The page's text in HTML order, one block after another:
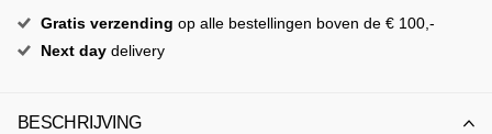
Gratis verzending op alle bestellingen boven de € 100,-
Next daydelivery
BESCHRIJVING